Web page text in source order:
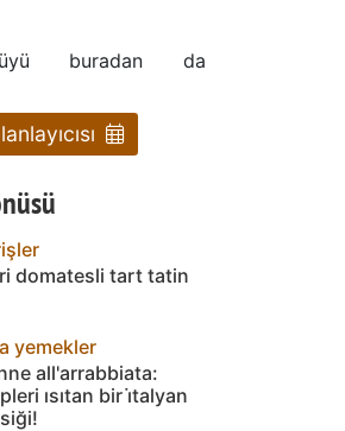
buradan da
domatesli tart tatin
yemekler
all'arrabbiata:
ısıtan bir i̇talyan